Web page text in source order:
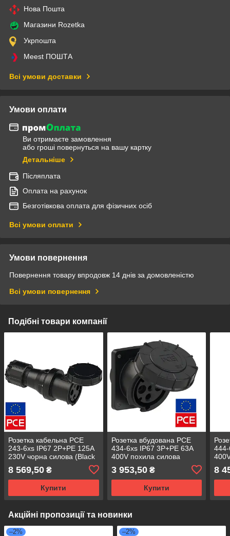
Нова Пошта
Магазини Rozetka
Укрпошта
Meest ПОШТА
Всі умови доставки
Умови оплати
Ви отримаєте замовлення
або гроші повернуться на вашу картку
Детальніше
Післяплата
Оплата на рахунок
Безготівкова оплата для фізичних осіб
Всі умови оплати
Умови повернення
Повернення товару впродовж 14 днів за домовленістю
Всі умови повернення
Подібні товари компанії
Розетка кабельна PCE
243-6xs IP67 2P+PE 125A
230V чорна силова (Black
Commando)
8 569,50 ₴
Купити
Розетка вбудована PCE
434-6xs IP67 3P+PE 63A
400V похила силова
Film Commando)
3 953,50₴
Купити
Film
8
Акційні пропозиції та новинки
–2% –2%